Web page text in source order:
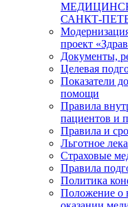
САНКТ-
проект
Документы,
Целевая
Показатели
помощи
Правила
пациентов и
Правила и
Льготное
Страховые
Правила
Политика
Положение о